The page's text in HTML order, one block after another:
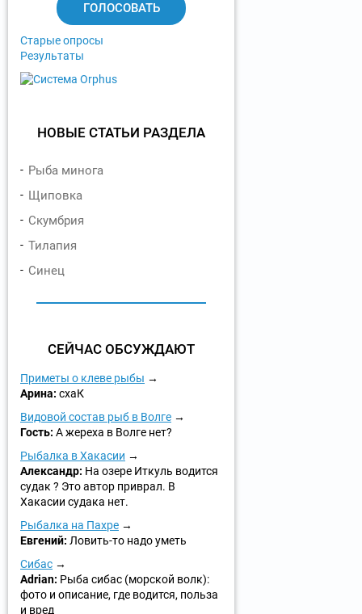
Старые опросы
Результаты
НОВЫЕ СТАТЬИ РАЗДЕЛА
Рыба минога
Щиповка
Скумбрия
Тилапия
Синец
СЕЙЧАС ОБСУЖДАЮТ
Приметы о клеве рыбы
Арина: схаК
Видовой состав рыб в Волге
Гость: А жереха в Волге нет?
Рыбалка в Хакасии
Александр: На озере Иткуль водится
судак ? Это автор приврал. В
Хакасии судака нет.
Рыбалка на Пахре
Евгений: Ловить-то надо уметь
Сибас
Adrian: Рыба сибас (морской волк):
фото и описание, где водится, польза
и вред